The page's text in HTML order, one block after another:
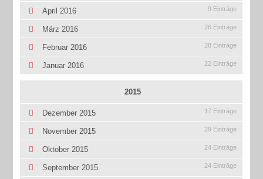
April 2016 9 Einträge
März 2016 26 Einträge
Februar 2016 28 Einträge
Januar 2016 22 Einträge
2015
Dezember 2015 17 Einträge
November 2015 29 Einträge
Oktober 2015 24 Einträge
September 2015 24 Einträge